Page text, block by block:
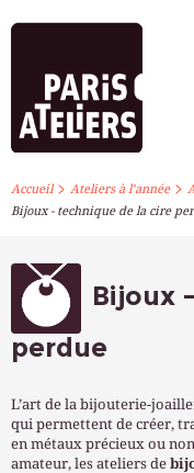
Accueil> Ateliers à l’année>
Bijoux - technique de la cire
Bijoux
perdue
L’art de la bijouterie-
qui permettent de créer,
en métaux précieux ou
amateur, les ateliers de